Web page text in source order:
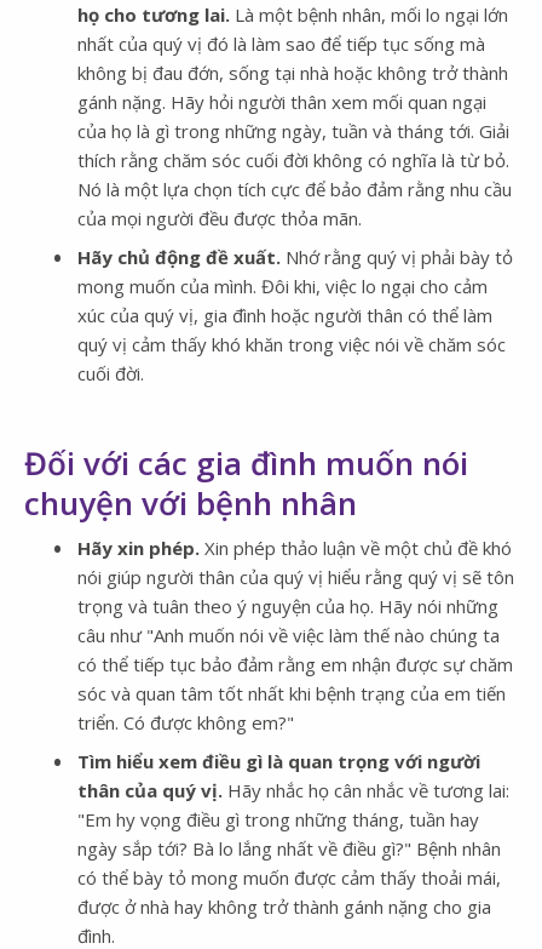
họ cho tương lai. Là một bệnh nhân, mối lo ngại lớn
nhất của quý vị đó là làm sao để tiếp tục sống mà
không bị đau đớn, sống tại nhà hoặc không trở thành
gánh nặng. Hãy hỏi người thân xem mối quan ngại
của họ là gì trong những ngày, tuần và tháng tới. Giải
thích rằng chăm sóc cuối đời không có nghĩa là từ bỏ.
Nó là một lựa chọn tích cực để bảo đảm rằng nhu cầu
của mọi người đều được thỏa mãn.
Hãy chủ động đề xuất. Nhớ rằng quý vị phải bày tỏ
mong muốn của mình. Đôi khi, việc lo ngại cho cảm
xúc của quý vị, gia đình hoặc người thân có thể làm
quý vị cảm thấy khó khăn trong việc nói về chăm sóc
cuối đời.
Đối với các gia đình muốn nói
chuyện với bệnh nhân
Hãy xin phép. Xin phép thảo luận về một chủ đề khó
nói giúp người thân của quý vị hiểu rằng quý vị sẽ tôn
trọng và tuân theo ý nguyện của họ. Hãy nói những
câu như "Anh muốn nói về việc làm thế nào chúng ta
có thể tiếp tục bảo đảm rằng em nhận được sự chăm
sóc và quan tâm tốt nhất khi bệnh trạng của em tiến
triển. Có được không em?"
Tìm hiểu xem điều gì là quan trọng với người
thân của quý vị. Hãy nhắc họ cân nhắc về tương lai:
"Em hy vọng điều gì trong những tháng, tuần hay
ngày sắp tới? Bà lo lắng nhất về điều gì?" Bệnh nhân
có thể bày tỏ mong muốn được cảm thấy thoải mái,
được ở nhà hay không trở thành gánh nặng cho gia
đình.